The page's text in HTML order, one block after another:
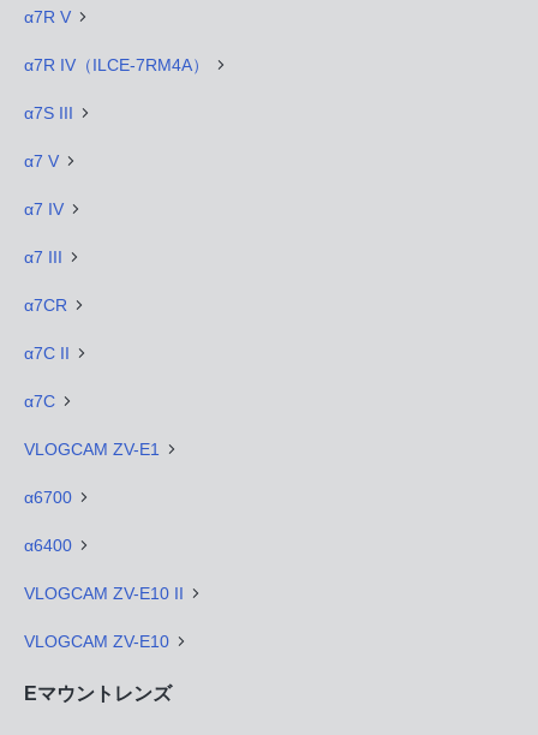
α7R V
α7R IV（ILCE-7RM4A）
α7S III
α7 V
α7 IV
α7 III
α7CR
α7C II
α7C
VLOGCAM ZV-E1
α6700
α6400
VLOGCAM ZV-E10 II
VLOGCAM ZV-E10
Eマウントレンズ